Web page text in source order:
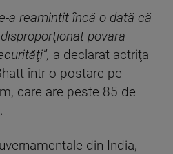
a reamintit încă o dată că
povara
a declarat actriţa
într-o postare pe
care are peste 85 de
din India,